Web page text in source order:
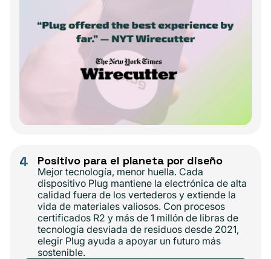
4 Positivo para el planeta por diseño
Mejor tecnología, menor huella. Cada
dispositivo Plug mantiene la electrónica de alta
calidad fuera de los vertederos y extiende la
vida de materiales valiosos. Con procesos
certificados R2 y más de 1 millón de libras de
tecnología desviada de residuos desde 2021,
elegir Plug ayuda a apoyar un futuro más
sostenible.